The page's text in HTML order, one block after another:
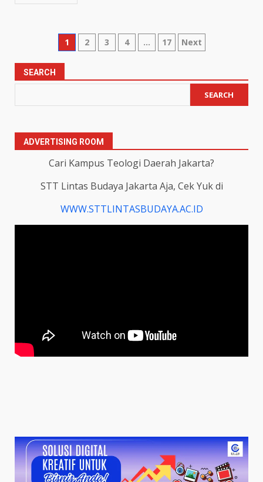
Posts
pagination
1 2 3 4 … 17 Next
SEARCH
SEARCH
ADVERTISING ROOM
Cari Kampus Teologi Daerah Jakarta?
STT Lintas Budaya Jakarta Aja, Cek Yuk di
WWW.STTLINTASBUDAYA.AC.ID